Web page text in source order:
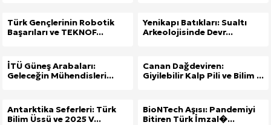
Türk Gençlerinin Robotik
Başarıları ve TEKNOF...
Yenikapı Batıkları: Sualtı
Arkeolojisinde Devr...
İTÜ Güneş Arabaları:
Geleceğin Mühendisleri...
Canan Dağdeviren:
Giyilebilir Kalp Pili ve Bilim ...
Antarktika Seferleri: Türk
Bilim Üssü ve 2025 V...
BioNTech Aşısı: Pandemiyi
Bitiren Türk İmzal�...